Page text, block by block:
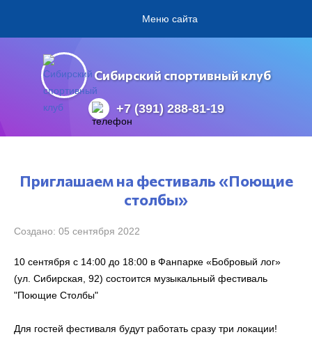
Меню сайта
Сибирский спортивный клуб
+7 (391) 288-81-19
Приглашаем на фестиваль «Поющие
столбы»
Создано: 05 сентября 2022
10 сентября с 14:00 до 18:00 в Фанпарке «Бобровый лог»
(ул. Сибирская, 92) состоится музыкальный фестиваль
"Поющие Столбы"
Для гостей фестиваля будут работать сразу три локации!